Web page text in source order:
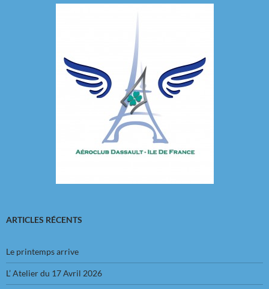
ARTICLES RÉCENTS
Le printemps arrive
L’ Atelier du 17 Avril 2026